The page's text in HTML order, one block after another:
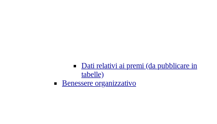
Dati relativi ai premi (da pubblicare in
tabelle)
Benessere organizzativo